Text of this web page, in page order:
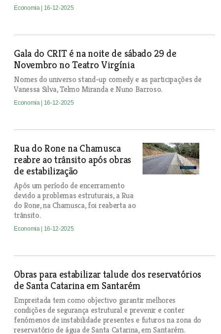
Economia | 16-12-2025
Gala do CRIT é na noite de sábado 29 de
Novembro no Teatro Virgínia
Nomes do universo stand-up comedy e as participações de
Vanessa Silva, Telmo Miranda e Nuno Barroso.
Economia | 16-12-2025
Rua do Rone na Chamusca
reabre ao trânsito após obras
de estabilização
Após um período de encerramento
devido a problemas estruturais, a Rua
do Rone, na Chamusca, foi reaberta ao
trânsito.
Economia | 16-12-2025
Obras para estabilizar talude dos reservatórios
de Santa Catarina em Santarém
Empreitada tem como objectivo garantir melhores
condições de segurança estrutural e prevenir e conter
fenómenos de instabilidade presentes e futuros na zona do
reservatório de água de Santa Catarina, em Santarém.